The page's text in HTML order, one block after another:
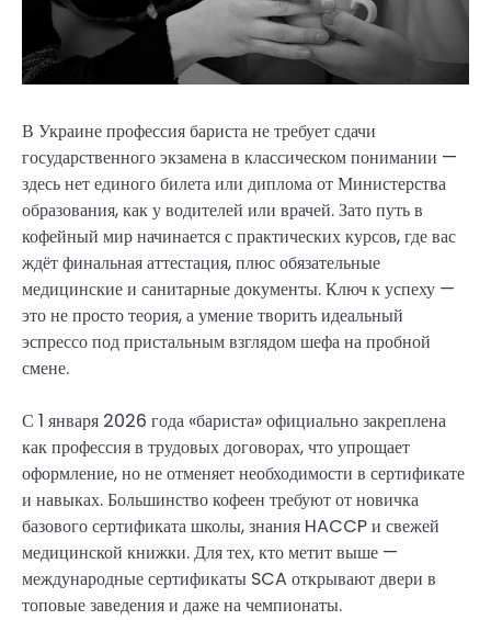
В Украине профессия бариста не требует сдачи
государственного экзамена в классическом понимании —
здесь нет единого билета или диплома от Министерства
образования, как у водителей или врачей. Зато путь в
кофейный мир начинается с практических курсов, где вас
ждёт финальная аттестация, плюс обязательные
медицинские и санитарные документы. Ключ к успеху —
это не просто теория, а умение творить идеальный
эспрессо под пристальным взглядом шефа на пробной
смене.
С 1 января 2026 года «бариста» официально закреплена
как профессия в трудовых договорах, что упрощает
оформление, но не отменяет необходимости в сертификате
и навыках. Большинство кофеен требуют от новичка
базового сертификата школы, знания HACCP и свежей
медицинской книжки. Для тех, кто метит выше —
международные сертификаты SCA открывают двери в
топовые заведения и даже на чемпионаты.